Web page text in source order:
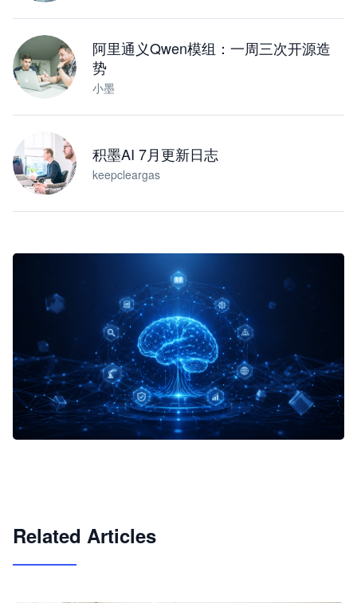
阿里通义Qwen模组：一周三次开源造
势
小墨
积墨AI 7月更新日志
keepcleargas
Related Articles